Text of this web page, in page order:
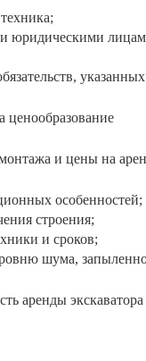
юридическими
и цены на
особенностей;
строения;
и сроков;
шума,
аренды